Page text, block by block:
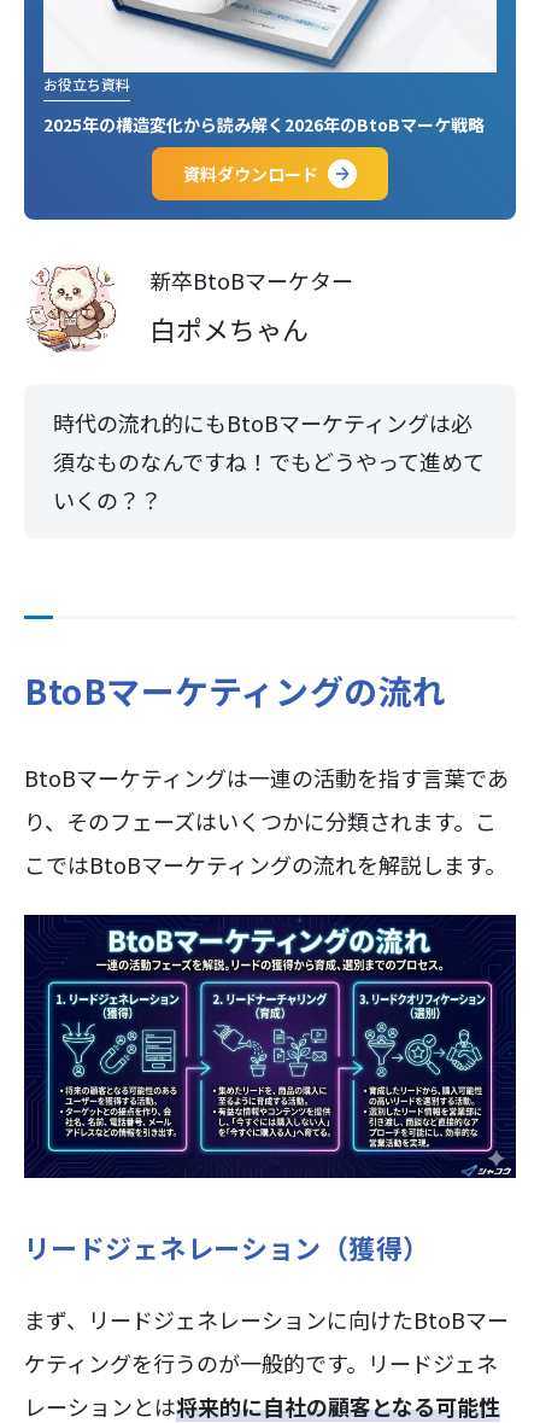
お役立ち資料
2025年の構造変化から読み解く2026年のBtoBマーケ戦略
資料ダウンロード
新卒BtoBマーケター
白ポメちゃん
時代の流れ的にもBtoBマーケティングは必
須なものなんですね！でもどうやって進めて
いくの？？
BtoBマーケティングの流れ
BtoBマーケティングは一連の活動を指す言葉であ
り、そのフェーズはいくつかに分類されます。こ
こではBtoBマーケティングの流れを解説します。
リードジェネレーション（獲得）
まず、リードジェネレーションに向けたBtoBマー
ケティングを行うのが一般的です。リードジェネ
レーションとは将来的に自社の顧客となる可能性